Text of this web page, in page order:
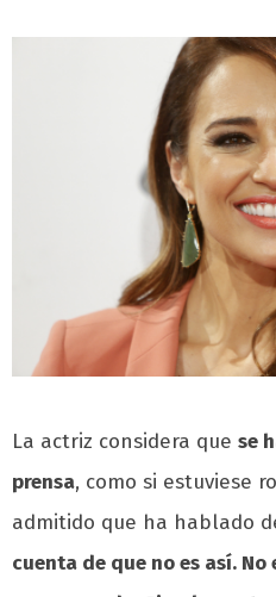
La actriz considera que se
prensa, como si estuviese
admitido que ha hablado
cuenta de que no es así.